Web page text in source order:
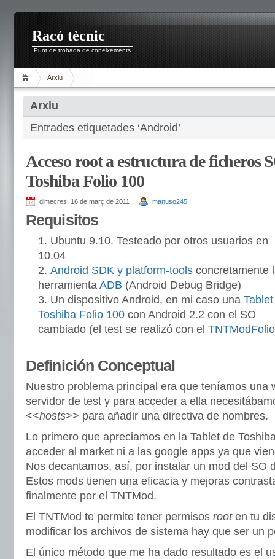
Racó tècnic
Punt de trobada de coneixements
Arxiu
Arxiu
Entrades etiquetades ‘Android’
Acceso root a estructura de ficheros
Toshiba Folio 100
dimecres, 16 de març de 2011 manuso245
Requisitos
Ubuntu 9.10. Testeado por otros usuarios en
10.04
Android SDK y platform-tools concretamente
herramienta ADB (Android Debug Bridge)
Un dispositivo Android, en mi caso una Tablet
Toshiba Folio 100 con Android 2.2 con el SO
cambiado (el test se realizó con el
Definición Conceptual
Nuestro problema principal era que teníamos una
servidor de test y para acceder a ella
<<hosts>> para añadir una directiva de nombres.
Lo primero que apreciamos en la Tablet de
acceder al market ni a las google apps ya que
Nos decantamos, así, por instalar un mod del SO
Estos mods tienen una eficacia y mejoras
finalmente por el TNTMod.
El TNTMod te permite tener permisos root en tu
modificar los archivos de sistema hay que ser un
El único método que me ha dado resultado es el